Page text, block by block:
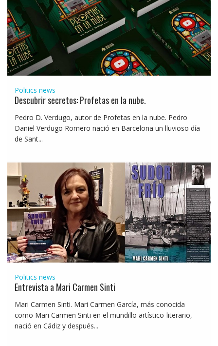
Politics news
Descubrir secretos: Profetas en la nube.
Pedro D. Verdugo, autor de Profetas en la nube. Pedro
Daniel Verdugo Romero nació en Barcelona un lluvioso día
de Sant...
Politics news
Entrevista a Mari Carmen Sinti
Mari Carmen Sinti. Mari Carmen García, más conocida
como Mari Carmen Sinti en el mundillo artístico-literario,
nació en Cádiz y después...